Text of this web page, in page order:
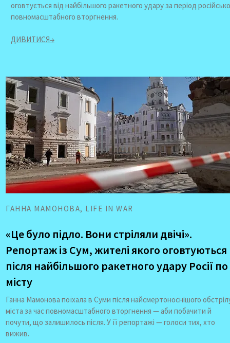
оговтується від найбільшого ракетного удару за період
повномасштабного вторгнення.
ДИВИТИСЯ→
ГАННА МАМОНОВА, LIFE IN WAR
«Це було підло. Вони стріляли двічі».
Репортаж із Сум, жителі якого оговтуються
після найбільшого ракетного удару Росії по
місту
Ганна Мамонова поїхала в Суми після найсмертоноснішого
міста за час повномасштабного вторгнення — аби побачити й
почути, що залишилось після. У її репортажі — голоси тих, хто
вижив.